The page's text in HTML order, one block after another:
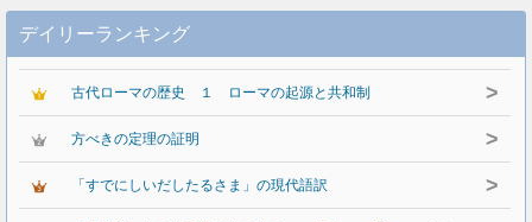
デイリーランキング
古代ローマの歴史 １ ローマの起源と共和制 >
方べきの定理の証明 >
「すでにしいだしたるさま」の現代語訳 >